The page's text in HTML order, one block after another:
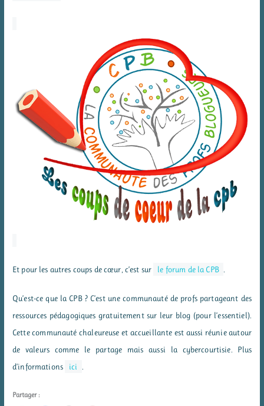
Et pour les autres coups de cœur, c’est sur le forum de la CPB
Qu’est-ce que la CPB ? C’est une communauté de profs partageant des
ressources pédagogiques gratuitement sur leur blog (pour l’essentiel).
Cette communauté chaleureuse et accueillante est aussi réunie autour
de valeurs comme le partage mais aussi la cybercourtisie. Plus
d’informations
ici
Partager :